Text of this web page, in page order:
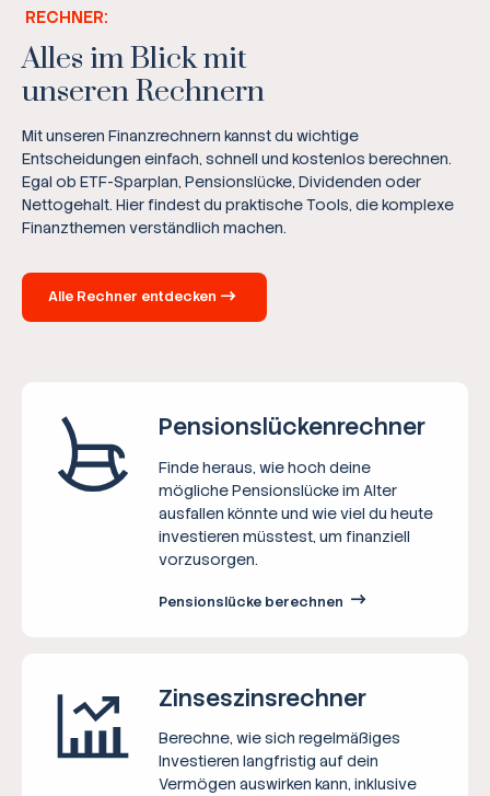
RECHNER:
Alles im Blick mit
unseren Rechnern
Mit unseren Finanzrechnern kannst du wichtige
Entscheidungen einfach, schnell und kostenlos berechnen.
Egal ob ETF-Sparplan, Pensionslücke, Dividenden oder
Nettogehalt. Hier findest du praktische Tools, die komplexe
Finanzthemen verständlich machen.
Alle Rechner entdecken
Pensions­lücken­rechner
Finde heraus, wie hoch deine
mögliche Pensionslücke im Alter
ausfallen könnte und wie viel du heute
investieren müsstest, um finanziell
vorzusorgen.
Pensionslücke berechnen
Zinseszins­rechner
Berechne, wie sich regelmäßiges
Investieren langfristig auf dein
Vermögen auswirken kann, inklusive